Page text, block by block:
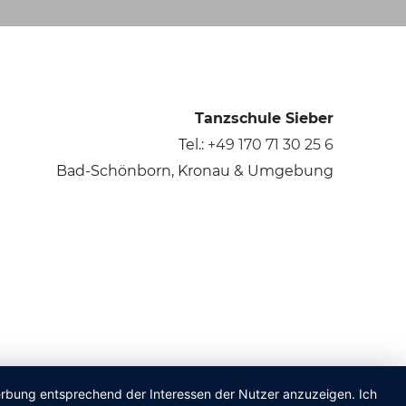
Tanzschule Sieber
Tel.: +49 170 71 30 25 6
Bad-Schönborn, Kronau & Umgebung
entsprechend der Interessen der Nutzer anzuzeigen. Ich